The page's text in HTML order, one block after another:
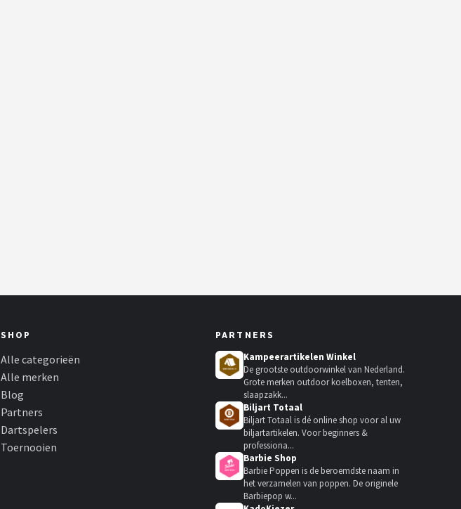
SHOP
Alle categorieën
Alle merken
Blog
Partners
Dartspelers
Toernooien
PARTNERS
Kampeerartikelen Winkel
De grootste outdoorwinkel van Nederland.
Grote merken outdoor koelboxen, tenten,
slaapzakk...
Biljart Totaal
Biljart Totaal is dé online shop voor al uw
biljartartikelen. Voor beginners &
professiona...
Barbie Shop
Barbie Poppen is de beroemdste naam in
het verzamelen van poppen. De originele
Barbiepop w...